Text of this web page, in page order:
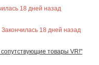
18 дней назад
Закончилась 18 дней назад
товары VR!"